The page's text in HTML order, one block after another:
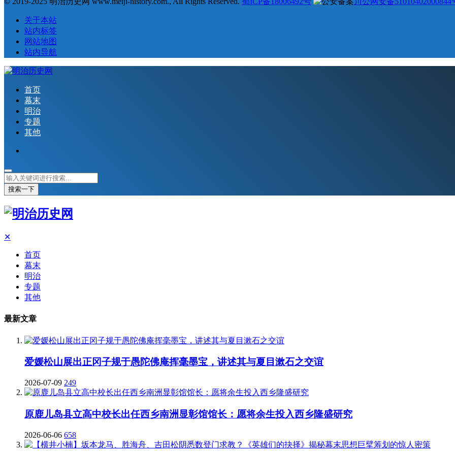
关于本站
站内标签
网站地图
站内导航
首页
幕末
明治
专题
其他
搜索一下
✕
首页
幕末
明治
专题
其他
最新文章
爱媛松山展出正冈子规于愚陀佛庵挥毫墨宝，讲述其与夏目漱石之交谊
2026-07-09 249
原鹿儿岛县立高中校长出任西乡南洲显彰馆馆长：愿将余生投入西乡隆盛研究
2026-06-06 658